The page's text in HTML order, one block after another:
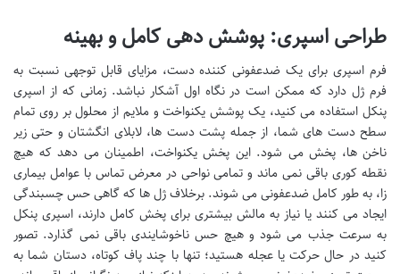
طراحی اسپری: پوشش دهی کامل و بهینه
فرم اسپری برای یک ضدعفونی کننده دست، مزایای قابل توجهی نسبت به
فرم ژل دارد که ممکن است در نگاه اول آشکار نباشد. زمانی که از اسپری
پنکل استفاده می کنید، یک پوشش یکنواخت و ملایم از محلول بر روی تمام
سطح دست های شما، از جمله پشت دست ها، لابلای انگشتان و حتی زیر
ناخن ها، پخش می شود. این پخش یکنواخت، اطمینان می دهد که هیچ
نقطه کوری باقی نمی ماند و تمامی نواحی در معرض تماس با عوامل بیماری
زا، به طور کامل ضدعفونی می شوند. برخلاف ژل ها که گاهی حس چسبندگی
ایجاد می کنند یا نیاز به مالش بیشتری برای پخش کامل دارند، اسپری پنکل
به سرعت جذب می شود و هیچ حس ناخوشایندی باقی نمی گذارد. تصور
کنید در حال حرکت یا عجله هستید؛ تنها با چند پاف کوتاه، دستان شما به